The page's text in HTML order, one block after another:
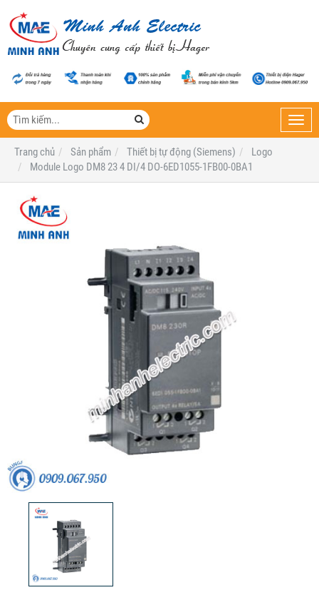
Trang chủ
Sản phẩm Thiết bị tự động (Siemens)
Logo
Module Logo DM8 23 4 DI/4 DO-6ED1055-1FB00-0BA1